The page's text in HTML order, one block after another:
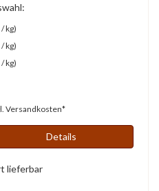
kg)
kg)
kg)
Versandkosten*
Details
lieferbar